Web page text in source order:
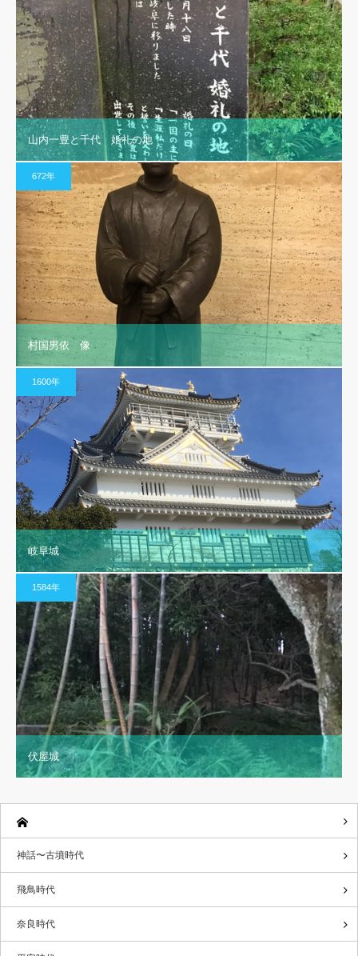
山内一豊と千代 婚礼の地
672年
村国男依 像
1600年
岐阜城
1584年
伏屋城
神話〜古墳時代
飛鳥時代
奈良時代